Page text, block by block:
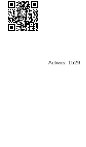
Activos: 1529